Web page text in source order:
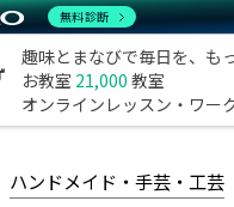
趣味とまなびで毎日を、も
お教室 21,000 教室
オンラインレッスン・ワー
ハンドメイド・手芸・工芸
無料診断